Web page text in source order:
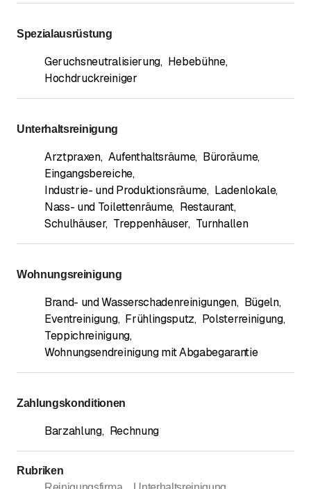
Spezialausrüstung
Geruchsneutralisierung, Hebebühne,
Hochdruckreiniger
Unterhaltsreinigung
Arztpraxen, Aufenthaltsräume, Büroräume,
Eingangsbereiche,
Industrie- und Produktionsräume, Ladenlokale,
Nass- und Toilettenräume, Restaurant,
Schulhäuser, Treppenhäuser, Turnhallen
Wohnungsreinigung
Brand- und Wasserschadenreinigungen, Bügeln,
Eventreinigung, Frühlingsputz, Polsterreinigung,
Teppichreinigung,
Wohnungsendreinigung mit Abgabegarantie
Zahlungskonditionen
Barzahlung, Rechnung
Rubriken